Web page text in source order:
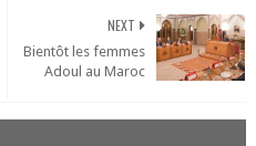
NEXT
Bientôt les femmes
Adoul au Maroc